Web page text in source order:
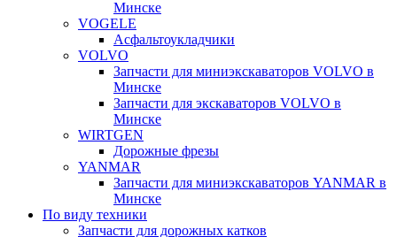
Минске
VOGELE
Асфальтоукладчики
VOLVO
Запчасти для миниэкскаваторов VOLVO в
Минске
Запчасти для экскаваторов VOLVO в
Минске
WIRTGEN
Дорожные фрезы
YANMAR
Запчасти для миниэкскаваторов YANMAR в
Минске
По виду техники
Запчасти для дорожных катков